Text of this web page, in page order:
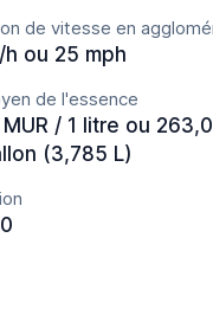
de vitesse en
h ou 25 mph
de l'essence
/ 1 litre ou
(3,785 L)